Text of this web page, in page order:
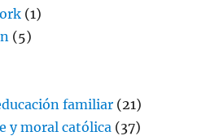
(1)
(5)
familiar (21)
y moral católica (37)